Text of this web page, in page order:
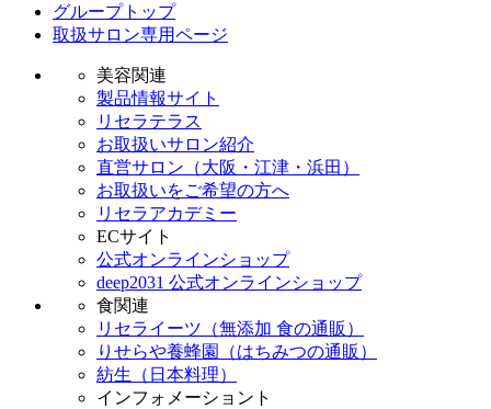
グループトップ
取扱サロン専用ページ
美容関連
製品情報サイト
リセラテラス
お取扱いサロン紹介
直営サロン（大阪・江津・浜田）
お取扱いをご希望の方へ
リセラアカデミー
ECサイト
公式オンラインショップ
deep2031 公式オンラインショップ
食関連
リセライーツ（無添加 食の通販）
りせらや養蜂園（はちみつの通販）
紡生（日本料理）
インフォメーショント